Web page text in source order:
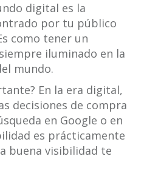
digital es la
por tu público
como tener un
iluminado en la
mundo.
En la era digital,
decisiones de compra
en Google o en
es prácticamente
buena visibilidad te